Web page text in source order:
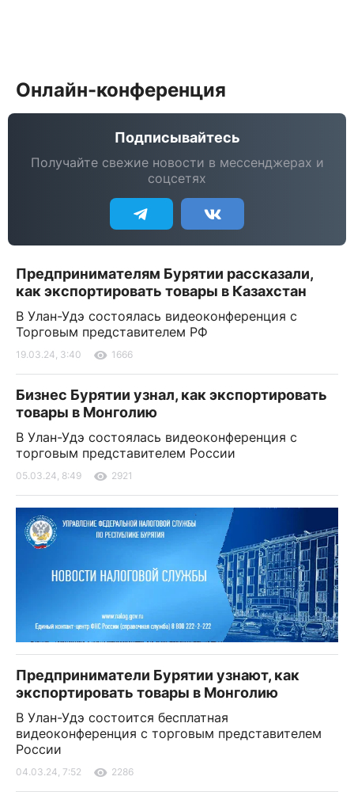
Онлайн-конференция
Подписывайтесь
Получайте свежие новости в мессенджерах и
соцсетях
Предпринимателям Бурятии рассказали,
как экспортировать товары в Казахстан
В Улан-Удэ состоялась видеоконференция с
Торговым представителем РФ
19.03.24, 3:40 1666
Бизнес Бурятии узнал, как экспортировать
товары в Монголию
В Улан-Удэ состоялась видеоконференция с
торговым представителем России
05.03.24, 8:49 2921
Предприниматели Бурятии узнают, как
экспортировать товары в Монголию
В Улан-Удэ состоится бесплатная
видеоконференция с торговым представителем
России
04.03.24, 7:52 2286